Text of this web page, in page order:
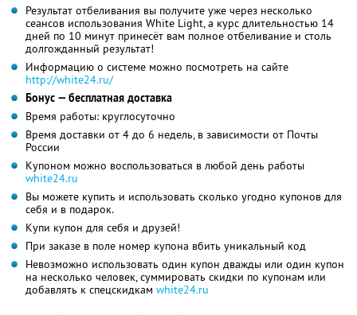
Результат отбеливания вы получите уже через несколько
сеансов использования White Light, а курс длительностью 14
дней по 10 минут принесёт вам полное отбеливание и столь
долгожданный результат!
Информацию о системе можно посмотреть на сайте
http://white24.ru/
Бонус — бесплатная доставка
Время работы: круглосуточно
Время доставки от 4 до 6 недель, в зависимости от Почты
России
Купоном можно воспользоваться в любой день работы
white24.ru
Вы можете купить и использовать сколько угодно купонов для
себя и в подарок.
Купи купон для себя и друзей!
При заказе в поле номер купона вбить уникальный код
Невозможно использовать один купон дважды или один купон
на несколько человек, суммировать скидки по купонам или
добавлять к спецскидкам white24.ru